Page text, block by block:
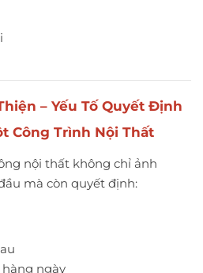
– Yếu Tố Quyết Định
Công Trình Nội Thất
nội thất không chỉ ảnh
mà còn quyết định:
ngày